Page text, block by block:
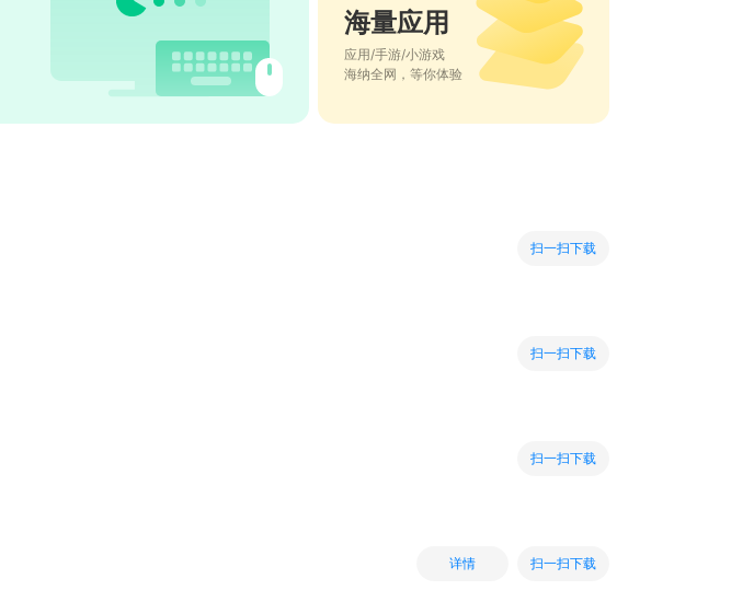
海量应用
应用/手游/小游戏
海纳全网，等你体验
扫一扫下载
扫一扫下载
扫一扫下载
详情 扫一扫下载